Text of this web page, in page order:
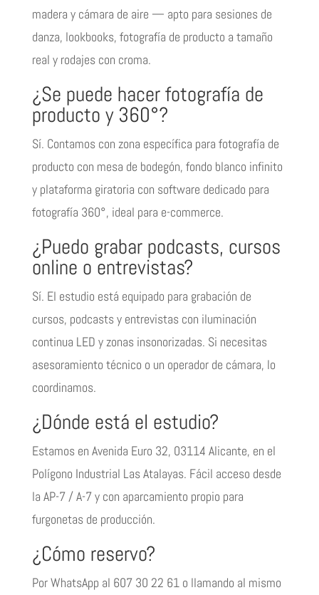
madera y cámara de aire — apto para sesiones de
danza, lookbooks, fotografía de producto a tamaño
real y rodajes con croma.
¿Se puede hacer fotografía de
producto y 360°?
Sí. Contamos con zona específica para fotografía de
producto con mesa de bodegón, fondo blanco infinito
y plataforma giratoria con software dedicado para
fotografía 360°, ideal para e-commerce.
¿Puedo grabar podcasts, cursos
online o entrevistas?
Sí. El estudio está equipado para grabación de
cursos, podcasts y entrevistas con iluminación
continua LED y zonas insonorizadas. Si necesitas
asesoramiento técnico o un operador de cámara, lo
coordinamos.
¿Dónde está el estudio?
Estamos en Avenida Euro 32, 03114 Alicante, en el
Polígono Industrial Las Atalayas. Fácil acceso desde
la AP-7 / A-7 y con aparcamiento propio para
furgonetas de producción.
¿Cómo reservo?
Por WhatsApp al 607 30 22 61 o llamando al mismo